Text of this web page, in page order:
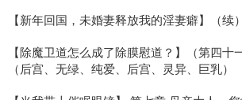
【新年回国，未婚妻释放我的淫妻癖】（续）
【除魔卫道怎么成了除膜慰道？】（第四十
（后宫、无绿、纯爱、后宫、灵异、巨乳）